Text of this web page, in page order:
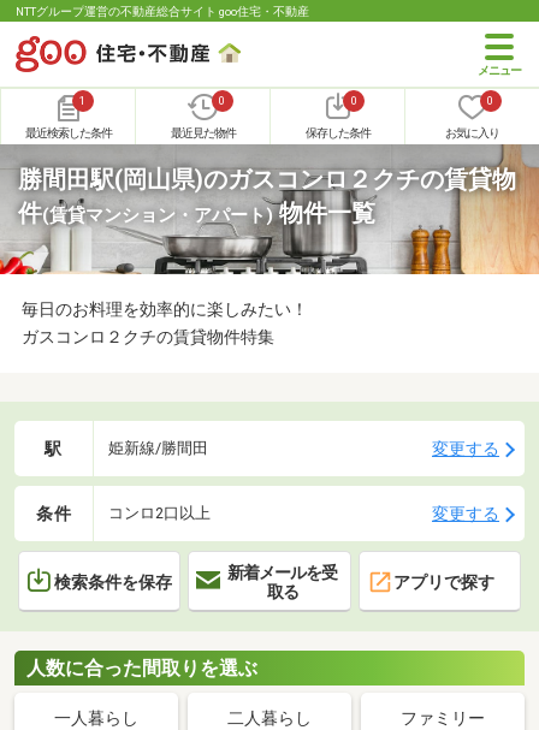
NTTグループ運営の不動産総合サイト goo住宅・不動産
1
最近検索した条件
0
最近見た物件
0
保存した条件
0
お気に入り
勝間田駅(岡山県)のガスコンロ２クチの賃貸物
件(賃貸マンション・アパート)物件一覧
毎日のお料理を効率的に楽しみたい！
ガスコンロ２クチの賃貸物件特集
駅 姫新線/勝間田 変更する
条件 コンロ2口以上 変更する
検索条件を保存
新着メールを受
取る
アプリで探す
人数に合った間取りを選ぶ
一人暮らし 二人暮らし ファミリー